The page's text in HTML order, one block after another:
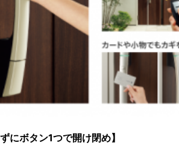
にボタン1つで開け閉め】